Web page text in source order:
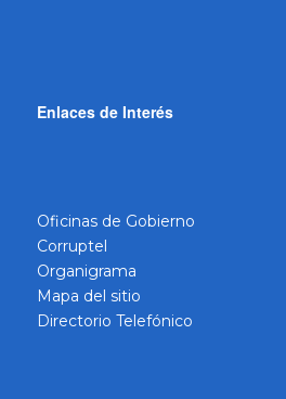
Enlaces de Interés
Oficinas de Gobierno
Corruptel
Organigrama
Mapa del sitio
Directorio Telefónico